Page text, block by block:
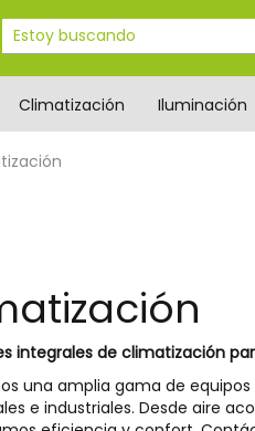
Climatización Iluminación
integrales de climatización
una amplia gama de equipos
e industriales. Desde aire